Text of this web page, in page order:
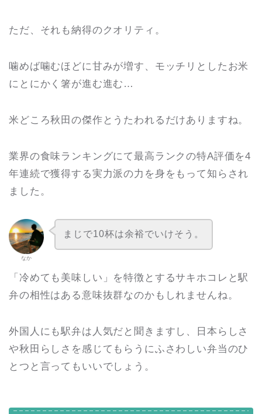
ただ、それも納得のクオリティ。
噛めば噛むほどに甘みが増す、モッチリとしたお米
にとにかく箸が進む進む…
米どころ秋田の傑作とうたわれるだけありますね。
業界の食味ランキングにて最高ランクの特A評価を4
年連続で獲得する実力派の力を身をもって知らされ
ました。
なか
まじで10杯は余裕でいけそう。
「冷めても美味しい」を特徴とするサキホコレと駅
弁の相性はある意味抜群なのかもしれませんね。
外国人にも駅弁は人気だと聞きますし、日本らしさ
や秋田らしさを感じてもらうにふさわしい弁当のひ
とつと言ってもいいでしょう。